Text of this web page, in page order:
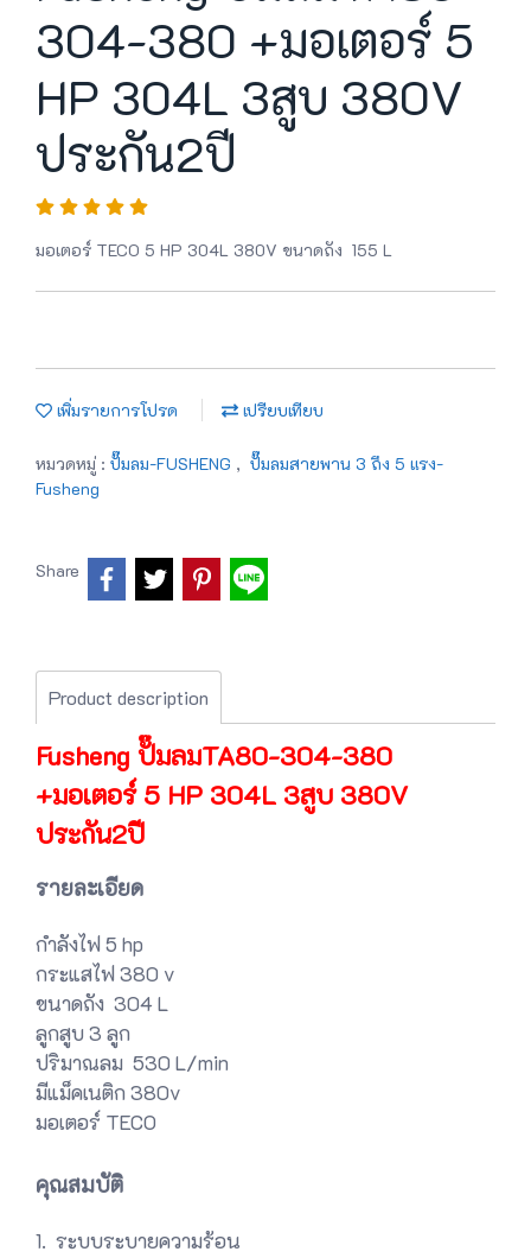
304-380 +มอเตอร์ 5
HP 304L 3สูบ 380V
ประกัน2ปี
มอเตอร์ TECO 5 HP 304L 380V ขนาดถัง 155 L
เพิ่มรายการโปรด เปรียบเทียบ
หมวดหมู่ : ปั๊มลม-FUSHENG , ปั๊มลมสายพาน 3 ถึง 5 แรง-
Fusheng
Share
Product description
Fusheng ปั๊มลมTA80-304-380
+มอเตอร์ 5 HP 304L 3สูบ 380V
ประกัน2ปี
รายละเอียด
กำลังไฟ 5 hp
กระแสไฟ 380 v
ขนาดถัง 304 L
ลูกสูบ 3 ลูก
ปริมาณลม 530 L/min
มีแม็คเนติก 380v
มอเตอร์ TECO
คุณสมบัติ
1. ระบบระบายความร้อน